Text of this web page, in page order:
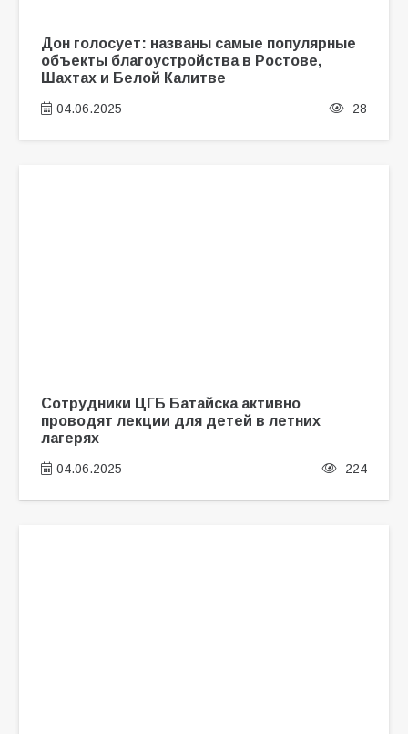
Дон голосует: названы самые популярные
объекты благоустройства в Ростове,
Шахтах и Белой Калитве
04.06.2025 28
Сотрудники ЦГБ Батайска активно
проводят лекции для детей в летних
лагерях
04.06.2025 224